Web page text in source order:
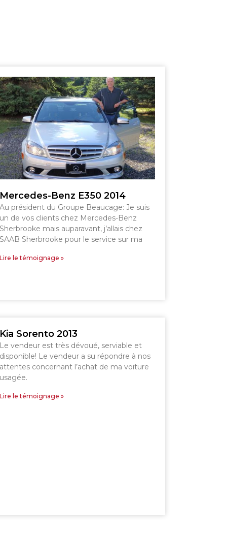
Mercedes-Benz E350 2014
Au président du Groupe Beaucage: Je suis
un de vos clients chez Mercedes-Benz
Sherbrooke mais auparavant, j’allais chez
SAAB Sherbrooke pour le service sur ma
Lire le témoignage »
Kia Sorento 2013
Le vendeur est très dévoué, serviable et
disponible! Le vendeur a su répondre à nos
attentes concernant l’achat de ma voiture
usagée.
Lire le témoignage »
ESTRIE
Voir le site